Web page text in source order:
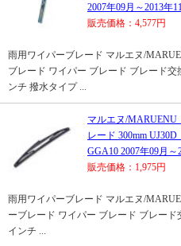
2007年09月～2013年
販売価格：4,577円
雨用ワイパーブレード マルエヌ/
ブレード ワイパー ブレード ブレード交
ンチ 撥水タイプ ...
マルエヌ/MARUENU
レード 300mm
GGA10 2007年09月～
販売価格：1,975円
雨用ワイパーブレード マルエヌ/
ーブレード ワイパー ブレード ブレード
インチ ...